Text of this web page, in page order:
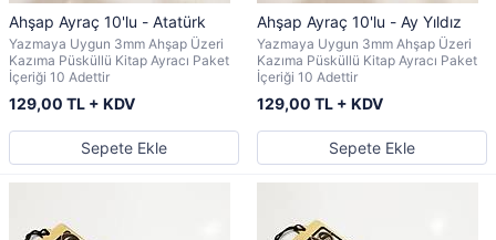
Ahşap Ayraç 10'lu - Atatürk
Yazmaya Uygun 3mm Ahşap Üzeri
Kazıma Püsküllü Kitap Ayracı Paket
İçeriği 10 Adettir
129,00 TL + KDV
Sepete Ekle
Ahşap Ayraç 10'lu - Ay Yıldız
Yazmaya Uygun 3mm Ahşap Üzeri
Kazıma Püsküllü Kitap Ayracı Paket
İçeriği 10 Adettir
129,00 TL + KDV
Sepete Ekle